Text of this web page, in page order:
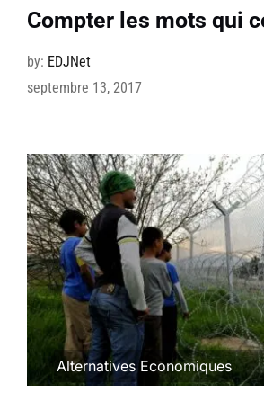
Compter les mots qui
by: EDJNet
septembre 13, 2017
Alternatives Economiques